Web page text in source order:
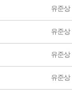
유준상
유준상
유준상
유준상